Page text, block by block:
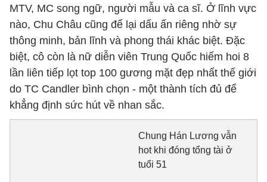
MTV, MC song ngữ, người mẫu và ca sĩ. Ở lĩnh vực
nào, Chu Châu cũng để lại dấu ấn riêng nhờ sự
thông minh, bản lĩnh và phong thái khác biệt. Đặc
biệt, cô còn là nữ diễn viên Trung Quốc hiếm hoi 8
lần liên tiếp lọt top 100 gương mặt đẹp nhất thế giới
do TC Candler bình chọn - một thành tích đủ để
khẳng định sức hút về nhan sắc.
Chung Hán Lương vẫn
hot khi đóng tổng tài ở
tuổi 51